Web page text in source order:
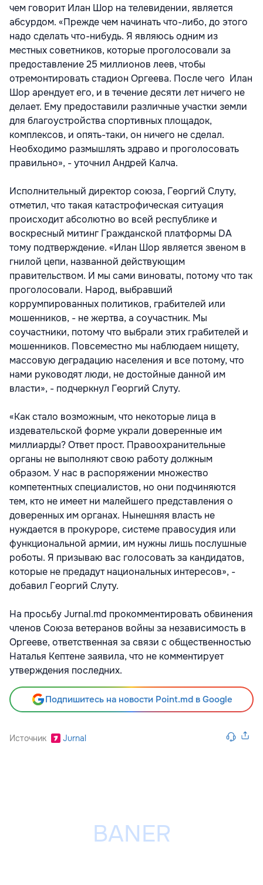
чем говорит Илан Шор на телевидении, является
абсурдом. «Прежде чем начинать что-либо, до этого
надо сделать что-нибудь. Я являюсь одним из
местных советников, которые проголосовали за
предоставление 25 миллионов леев, чтобы
отремонтировать стадион Оргеева. После чего Илан
Шор арендует его, и в течение десяти лет ничего не
делает. Ему предоставили различные участки земли
для благоустройства спортивных площадок,
комплексов, и опять-таки, он ничего не сделал.
Необходимо размышлять здраво и проголосовать
правильно», - уточнил Андрей Калча.
Исполнительный директор союза, Георгий Слуту,
отметил, что такая катастрофическая ситуация
происходит абсолютно во всей республике и
воскресный митинг Гражданской платформы DA
тому подтверждение. «Илан Шор является звеном в
гнилой цепи, названной действующим
правительством. И мы сами виноваты, потому что так
проголосовали. Народ, выбравший
коррумпированных политиков, грабителей или
мошенников, - не жертва, а соучастник. Мы
соучастники, потому что выбрали этих грабителей и
мошенников. Повсеместно мы наблюдаем нищету,
массовую деградацию населения и все потому, что
нами руководят люди, не достойные данной им
власти», - подчеркнул Георгий Слуту.
«Как стало возможным, что некоторые лица в
издевательской форме украли доверенные им
миллиарды? Ответ прост. Правоохранительные
органы не выполняют свою работу должным
образом. У нас в распоряжении множество
компетентных специалистов, но они подчиняются
тем, кто не имеет ни малейшего представления о
доверенных им органах. Нынешняя власть не
нуждается в прокуроре, системе правосудия или
функциональной армии, им нужны лишь послушные
роботы. Я призываю вас голосовать за кандидатов,
которые не предадут национальных интересов», -
добавил Георгий Слуту.
На просьбу Jurnal.md прокомментировать обвинения
членов Союза ветеранов войны за независимость в
Оргееве, ответственная за связи с общественностью
Наталья Кептене заявила, что не комментирует
утверждения последних.
Подпишитесь на новости Point.md в Google
Источник Jurnal